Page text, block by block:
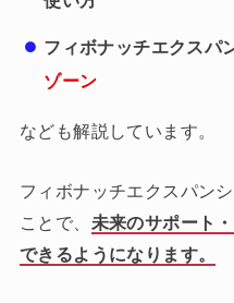
フィボナッチエクスパ
ゾーン
なども解説しています。
フィボナッチエクスパン
ことで、 未来のサポート
できるようになります。